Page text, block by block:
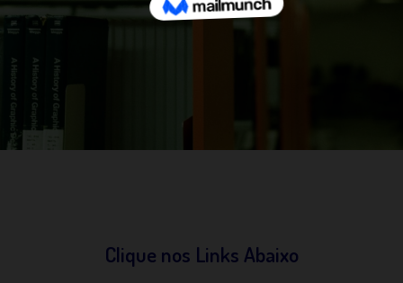
Clique nos Links Abaixo